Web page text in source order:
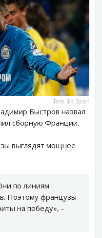
Фото: ФК Зенит
Быстров назвал
сборную Франции.
выглядят мощнее
по линиям
Поэтому французы
на победу», -